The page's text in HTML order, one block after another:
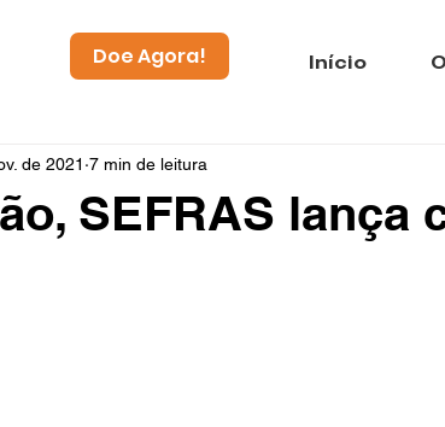
Doe Agora! Início
SEFRAS lança
de 2021 7 min de leitura